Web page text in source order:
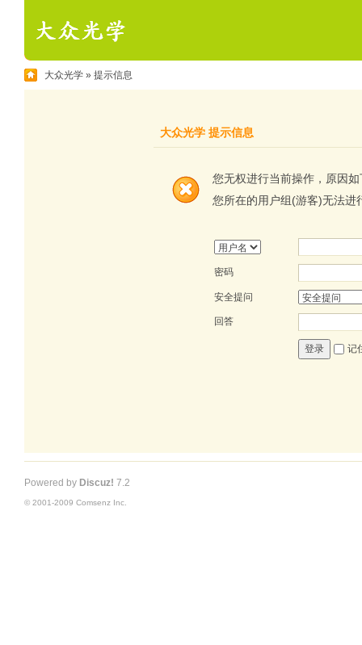
大众光学 » 提示信息
大众光学 提示信息
您无权进行当前操作，原因如
您所在的用户组(游客)无法进
密码
安全提问
回答
登录 记
Powered by Discuz! 7.2
© 2001-2009 Comsenz Inc.